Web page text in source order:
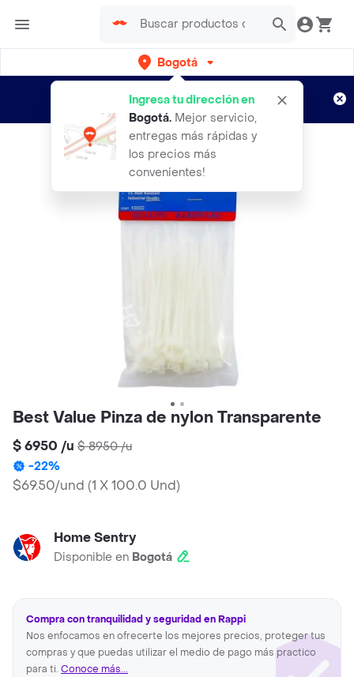
Bogotá
Ingresa tu dirección en
Bogotá. Mejor servicio,
entregas más rápidas y
los precios más
convenientes!
envíos gratis por semanas
Aplican TyC
Best Value Pinza de nylon Transparente
$ 6950 /u $ 8950/u
-22%
$69.50/und (1 X 100.0 Und)
Home Sentry
Disponible en Bogotá
Compra con tranquilidad y seguridad en Rappi
Nos enfocamos en ofrecerte los mejores precios, proteger tus
compras y que puedas utilizar el medio de pago más practico
para ti. Conoce más...